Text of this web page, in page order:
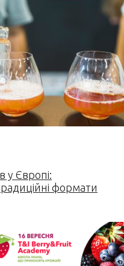
у Європі:
формати